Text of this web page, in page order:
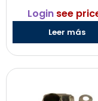
Login see
Leer más